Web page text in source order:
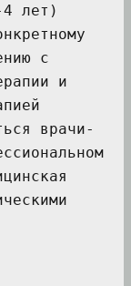
4 лет)
с
и
врачи-